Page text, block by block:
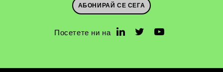
АБОНИРАЙ СЕ СЕГА
Посетете ни на